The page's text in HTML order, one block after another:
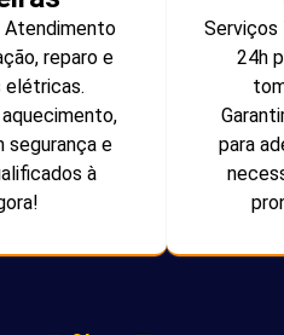
Atendimento
reparo e
elétricas.
segurança e
à
Serviços
24h
para